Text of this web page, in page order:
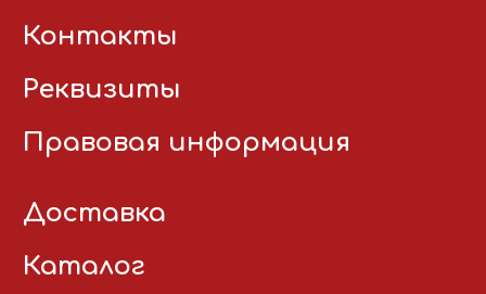
Контакты
Реквизиты
Правовая информация
Доставка
Каталог